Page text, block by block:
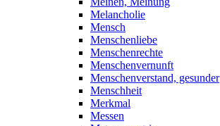
Melancholie
Mensch
Menschenliebe
Menschenrechte
Menschenvernunft
Menschenverstand, gesunder
Menschheit
Merkmal
Messen